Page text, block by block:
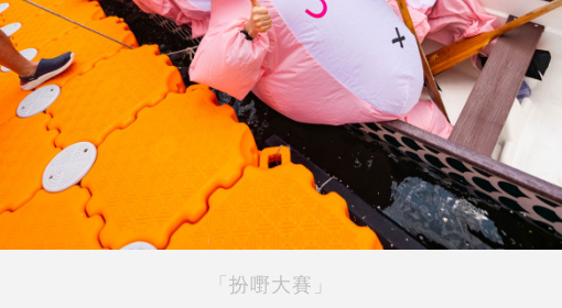
「扮嘢大賽」